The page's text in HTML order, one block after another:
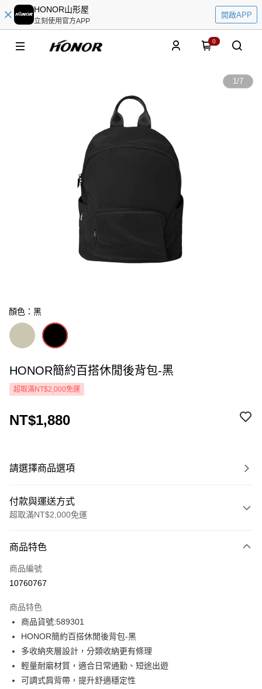
HONOR山形屋
立刻使用官方APP
開啟APP
0
1/7
顏色：黑
HONOR簡約百搭休閒後背包-黑
超取滿NT$2,000免運
NT$1,880
請選擇商品選項
付款與運送方式
超取滿NT$2,000免運
信用卡一次付款
超商取貨付款
Apple Pay
街口支付
悠遊付
Google Pay
商品特色
商品編號
10760767
商品特色
商品貨號:589301
HONOR簡約百搭休閒後背包-黑
多收納夾層設計，分類收納更有條理
輕量耐磨材質，適合日常通勤、短途出遊
可調式肩背帶，提升舒適穩定性